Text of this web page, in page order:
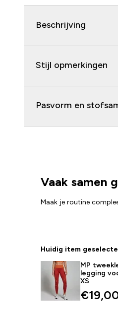
Beschrijving
Stijl opmerkingen
Pasvorm en
Vaak samen
Maak je routine
Huidig item
MP
legging
XS